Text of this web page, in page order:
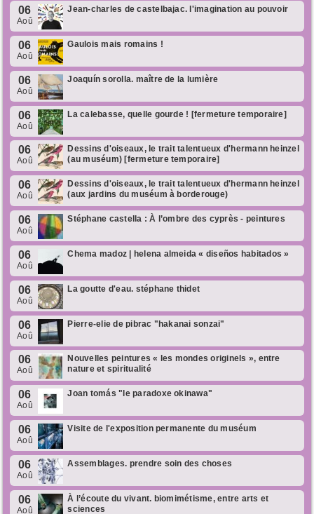
06
Aoû
Jean-charles de castelbajac. l'imagination au pouvoir
06
Aoû
Gaulois mais romains !
06
Aoû
Joaquín sorolla. maître de la lumière
06
Aoû
La calebasse, quelle gourde ! [fermeture temporaire]
06
Aoû
Dessins d'oiseaux, le trait talentueux d'hermann heinzel
(au muséum) [fermeture temporaire]
06
Aoû
Dessins d'oiseaux, le trait talentueux d'hermann heinzel
(aux jardins du muséum à borderouge)
06
Aoû
Stéphane castella : À l’ombre des cyprès - peintures
06
Aoû
Chema madoz | helena almeida « diseños habitados »
06
Aoû
La goutte d'eau. stéphane thidet
06
Aoû
Pierre-elie de pibrac "hakanai sonzai"
06
Aoû
Nouvelles peintures « les mondes originels », entre
nature et spiritualité
06
Aoû
Joan tomás "le paradoxe okinawa"
06
Aoû
Visite de l'exposition permanente du muséum
06
Aoû
Assemblages. prendre soin des choses
06
Aoû
À l’écoute du vivant. biomimétisme, entre arts et
sciences